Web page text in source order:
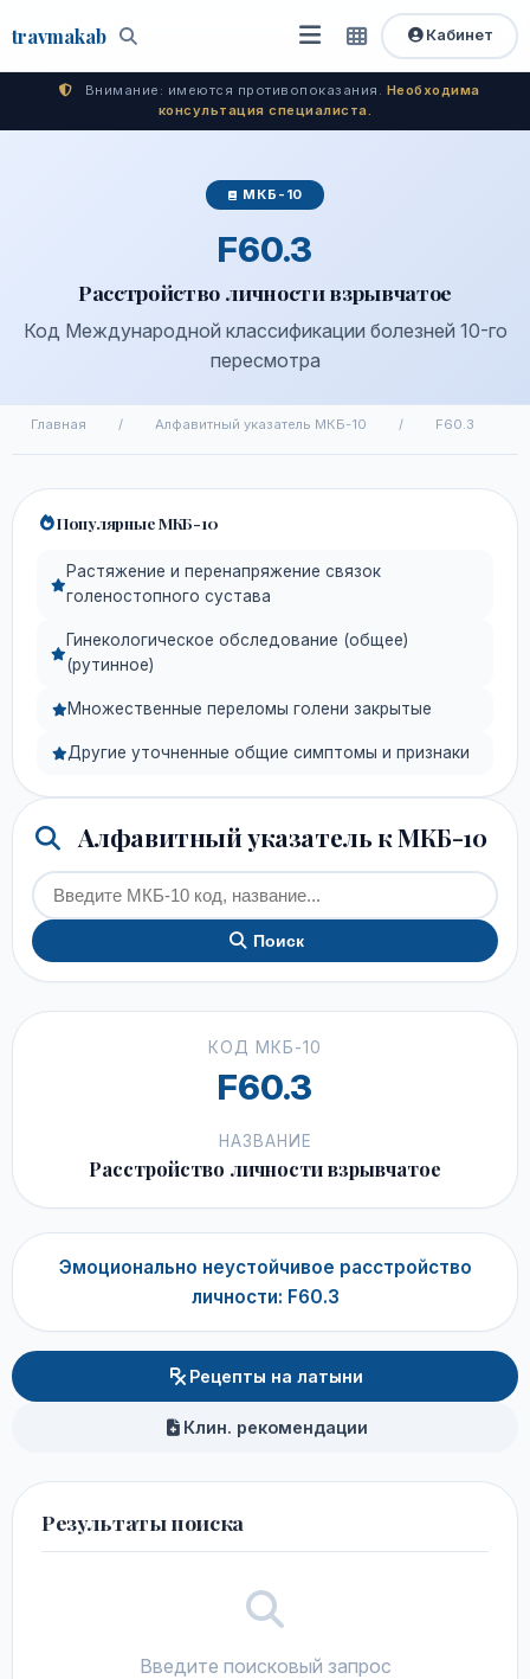
travmakab Поиск
Открыть
меню
Быстрый
доступ
Кабинет
Внимание: имеются противопоказания. Необходима
консультация специалиста.
МКБ-10
F60.3
Расстройство личности взрывчатое
Код Международной классификации болезней 10-го
пересмотра
Главная / Алфавитный указатель МКБ-10 / F60.3
Популярные МКБ-10
Растяжение и перенапряжение связок
голеностопного сустава
Гинекологическое обследование (общее)
(рутинное)
Множественные переломы голени закрытые
Другие уточненные общие симптомы и признаки
Алфавитный указатель к МКБ-10
Поиск
КОД МКБ-10
F60.3
НАЗВАНИЕ
Расстройство личности взрывчатое
Эмоционально неустойчивое расстройство
личности: F60.3
Рецепты на латыни
Клин. рекомендации
Результаты поиска
Введите поисковый запрос